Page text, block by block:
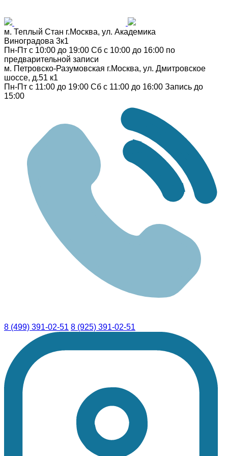
м. Теплый Стан г.Москва, ул. Академика
Виноградова 3к1
Пн-Пт с 10:00 до 19:00 Сб с 10:00 до 16:00 по
предварительной записи
м. Петровско-Разумовская г.Москва, ул. Дмитровское
шоссе, д.51 к1
Пн-Пт с 11:00 до 19:00 Сб с 11:00 до 16:00 Запись до
15:00
8 (499) 391-02-51 8 (925) 391-02-51